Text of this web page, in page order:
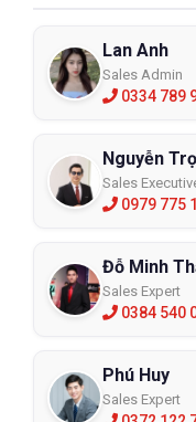
Lan Anh
Sales Admin
0334 789
Nguyễn
Sales
0979 775
Đỗ Minh
Sales Expert
0384 540
Phú Huy
Sales Expert